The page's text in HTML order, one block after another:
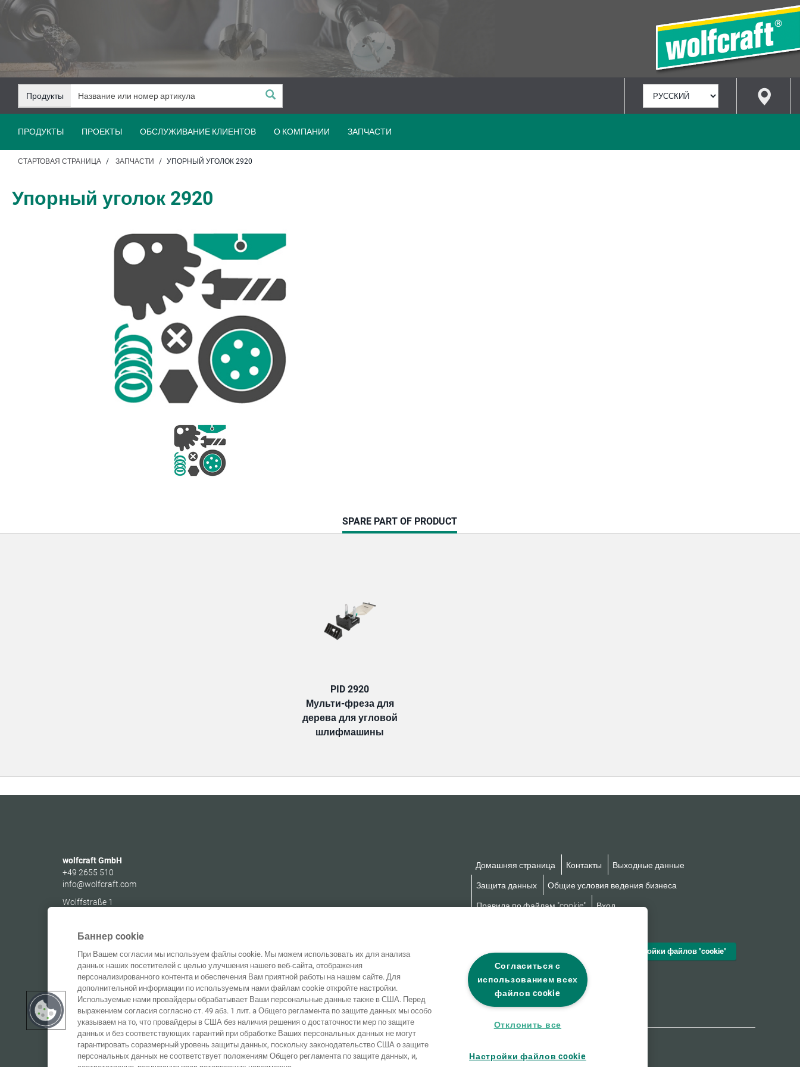
Перейти
содержанию
Перейти
навигации
Продукты
ЯЗЫК
ПРОДУКТЫ ПРОЕКТЫ ОБСЛУЖИВАНИЕ КЛИЕНТОВ О КОМПАНИИ ЗАПЧАСТИ
СТАРТОВАЯ СТРАНИЦА ЗАПЧАСТИ УПОРНЫЙ УГОЛОК 2920
Упорный уголок 2920
CURRENT
TAB:
SPARE PART OF PRODUCT
PID 2920
Мульти-фреза для
дерева для угловой
шлифмашины
wolfcraft GmbH
+49 2655 510
info@wolfcraft.com
Wolffstraße 1
Домашняя страница Контакты Выходные данные
Защита данных Общие условия ведения бизнеса
Правила по файлам "cookie" Вход
Настройки файлов "cookie"
Баннер cookie
При Вашем согласии мы используем файлы cookie. Мы можем использовать их для анализа
данных наших посетителей с целью улучшения нашего веб-сайта, отображения
персонализированного контента и обеспечения Вам приятной работы на нашем сайте. Для
дополнительной информации по используемым нами файлам cookie откройте настройки.
Используемые нами провайдеры обрабатывает Ваши персональные данные также в США. Перед
выражением согласия согласно ст. 49 абз. 1 лит. a Общего регламента по защите данных мы особо
указываем на то, что провайдеры в США без наличия решения о достаточности мер по защите
данных и без соответствующих гарантий при обработке Ваших персональных данных не могут
гарантировать соразмерный уровень защиты данных, поскольку законодательство США о защите
персональных данных не соответствует положениям Общего регламента по защите данных, и,
Согласиться с
использованием всех
файлов cookie
Отклонить все
Настройки файлов cookie